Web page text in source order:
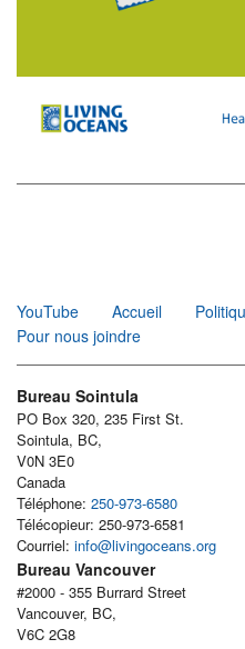
YouTube
Accueil
Pour nous joindre
Bureau Sointula
PO Box 320, 235 First St.
Sointula, BC,
V0N 3E0
Canada
Téléphone: 250-973-6580
Télécopieur: 250-973-6581
Courriel: info@livingoceans.org
Bureau Vancouver
#2000 - 355 Burrard Street
Vancouver, BC,
V6C 2G8